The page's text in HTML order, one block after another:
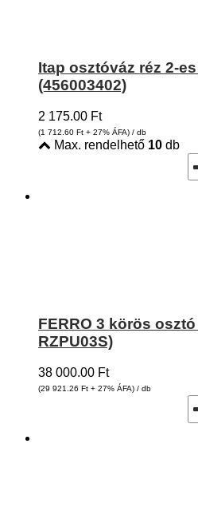
Itap osztóváz réz 2-
(456003402)
2 175.00 Ft
(1 712.60 Ft + 27% ÁFA) / db
Max. rendelhető 10 db
FERRO 3 körös
RZPU03S)
38 000.00 Ft
(29 921.26 Ft + 27% ÁFA) / db